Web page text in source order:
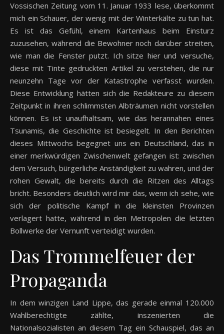
Vossischen Zeitung vom 11. Januar 1933 lese, überkommt
mich ein Schauer, der wenig mit der Winterkälte zu tun hat.
Es ist das Gefühl, einem Kartenhaus beim Einsturz
zuzusehen, während die Bewohner noch darüber streiten,
wie man die Fenster putzt. Ich sitze hier und versuche,
diese mit Tinte gedruckten Artikel zu verstehen, die nur
neunzehn Tage vor der Katastrophe verfasst wurden.
Diese Entwicklung hätten sich die Redakteure zu diesem
Zeitpunkt in ihren schlimmsten Albträumen nicht vorstellen
können. Es ist unaufhaltsam, wie das herannahen eines
Tsunamis, die Geschichte ist besiegelt. In den Berichten
dieses Mittwochs begegnet uns ein Deutschland, das in
einer merkwürdigen Zwischenwelt gefangen ist: zwischen
dem Versuch, bürgerliche Anständigkeit zu wahren, und der
rohen Gewalt, die bereits durch die Ritzen des Alltags
bricht. Besonders deutlich wird mir das, wenn ich sehe, wie
sich der politische Kampf in die kleinsten Provinzen
verlagert hatte, während in den Metropolen die letzten
Bollwerke der Vernunft verteidigt wurden.
Das Trommelfeuer der
Propaganda
In dem winzigen Land Lippe, das gerade einmal 120.000
Wahlberechtigte zählte, inszenierten die
Nationalsozialisten an diesem Tag ein Schauspiel, das an